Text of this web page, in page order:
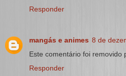
Responder
mangás e animes 8 de
Este comentário foi removido
Responder